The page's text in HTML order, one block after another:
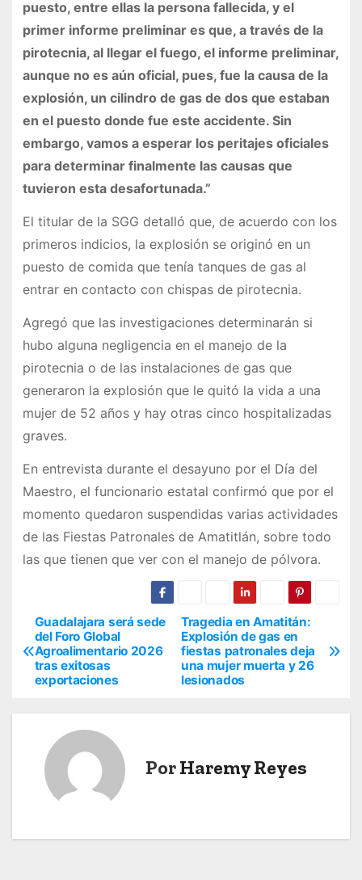
puesto, entre ellas la persona fallecida, y el
primer informe preliminar es que, a través de la
pirotecnia, al llegar el fuego, el informe preliminar,
aunque no es aún oficial, pues, fue la causa de la
explosión, un cilindro de gas de dos que estaban
en el puesto donde fue este accidente. Sin
embargo, vamos a esperar los peritajes oficiales
para determinar finalmente las causas que
tuvieron esta desafortunada.”
El titular de la SGG detalló que, de acuerdo con los
primeros indicios, la explosión se originó en un
puesto de comida que tenía tanques de gas al
entrar en contacto con chispas de pirotecnia.
Agregó que las investigaciones determinarán si
hubo alguna negligencia en el manejo de la
pirotecnia o de las instalaciones de gas que
generaron la explosión que le quitó la vida a una
mujer de 52 años y hay otras cinco hospitalizadas
graves.
En entrevista durante el desayuno por el Día del
Maestro, el funcionario estatal confirmó que por el
momento quedaron suspendidas varias actividades
de las Fiestas Patronales de Amatitlán, sobre todo
las que tienen que ver con el manejo de pólvora.
N
a
v
Tragedia en Amatitán:
Explosión de gas en
fiestas patronales deja
una mujer muerta y 26
lesionados
Guadalajara será sede
del Foro Global
Agroalimentario 2026
tras exitosas
exportaciones
PorHaremy Reyes